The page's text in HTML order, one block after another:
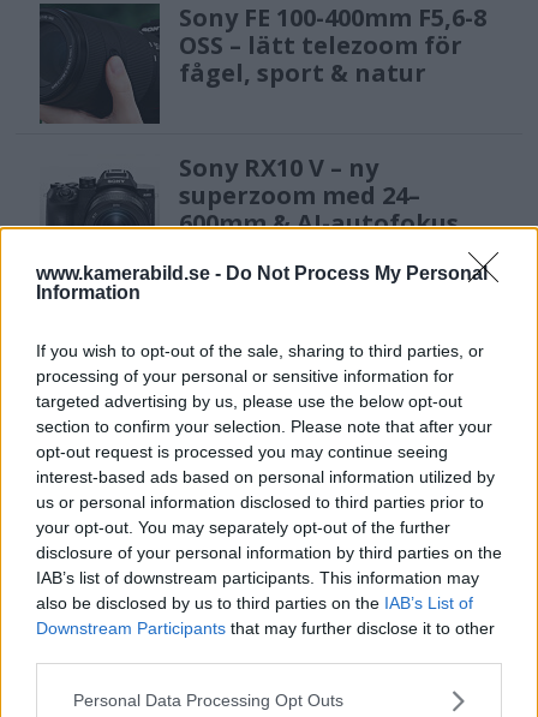
www.kamerabild.se - Do Not Process My Personal
Information
If you wish to opt-out of the sale, sharing to third parties, or
processing of your personal or sensitive information for
targeted advertising by us, please use the below opt-out
section to confirm your selection. Please note that after your
opt-out request is processed you may continue seeing
interest-based ads based on personal information utilized by
us or personal information disclosed to third parties prior to
your opt-out. You may separately opt-out of the further
disclosure of your personal information by third parties on the
IAB’s list of downstream participants. This information may
also be disclosed by us to third parties on the IAB’s List of
Downstream Participants that may further disclose it to other
Please note that this website/app uses one or more Google
Personal Data Processing Opt Outs
Sony FE 100-400mm F5,6-8
OSS – lätt telezoom för
fågel, sport & natur
Sony RX10 V – ny
superzoom med 24–
600mm & AI-autofokus
naket med integritet